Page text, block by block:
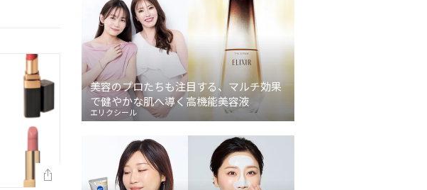
美容のプロたちも注目する、マルチ効果
で健やかな肌へ導く高機能美容液
エリクシール